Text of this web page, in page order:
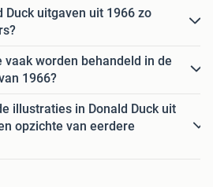
Duck uitgaven uit 1966 zo
vaak worden behandeld in de
1966?
illustraties in Donald Duck uit
opzichte van eerdere